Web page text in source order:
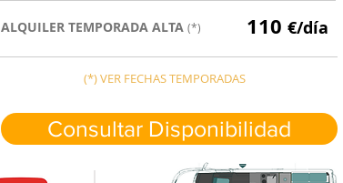
ALQUILER TEMPORADA ALTA (*) 110 €/día
(*) VER FECHAS TEMPORADAS
Consultar Disponibilidad